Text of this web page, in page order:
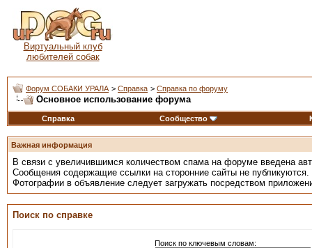
Виртуальный клуб
любителей собак
Форум СОБАКИ УРАЛА > Справка > Справка по форуму
Основное использование форума
Справка Сообщество
Важная информация
В связи с увеличившимся количеством спама на форуме введена
Сообщения содержащие ссылки на сторонние сайты не публикуются.
Фотографии в объявление следует загружать посредством
Поиск по справке
Поиск по ключевым словам: